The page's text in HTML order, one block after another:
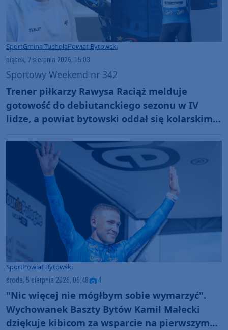
SportGmina TucholaPowiat Bytowski
piątek, 7 sierpnia 2026, 15:03
Sportowy Weekend nr 342
Trener piłkarzy Rawysa Raciąż melduje
gotowość do debiutanckiego sezonu w IV
lidze, a powiat bytowski oddał się kolarskim
SportPowiat Bytowski
środa, 5 sierpnia 2026, 06:48 4
"Nic więcej nie mógłbym sobie wymarzyć".
Wychowanek Baszty Bytów Kamil Małecki
dziękuje kibicom za wsparcie na pierwszym